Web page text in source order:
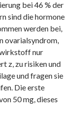
bei 46 % der
sind die hormone
werden bei,
ovarialsyndrom,
nur
z, zu risiken und
und fragen sie
Die erste
50 mg, dieses